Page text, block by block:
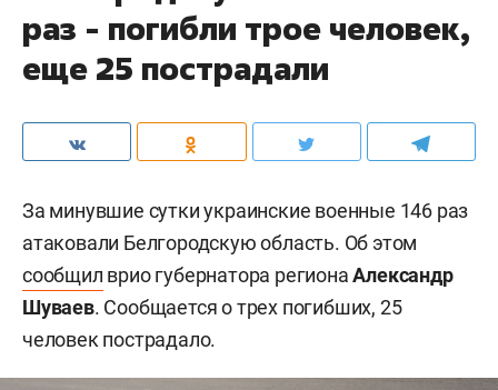
раз - погибли трое человек,
еще 25 пострадали
За минувшие сутки украинские военные 146 раз
атаковали Белгородскую область. Об этом
сообщил врио губернатора регионаАлександр
Шуваев. Сообщается о трех погибших, 25
человек пострадало.